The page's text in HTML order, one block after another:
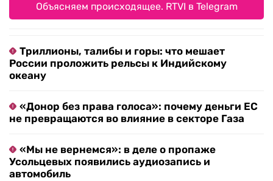
Объясняем происходящее. RTVI в Telegram
Триллионы, талибы и горы: что мешает
России проложить рельсы к Индийскому
океану
«Донор без права голоса»: почему деньги ЕС
не превращаются во влияние в секторе Газа
«Мы не вернемся»: в деле о пропаже
Усольцевых появились аудиозапись и
автомобиль